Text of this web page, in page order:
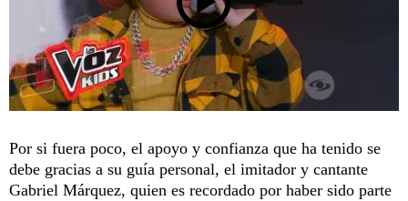
Por si fuera poco, el apoyo y confianza que ha tenido se
debe gracias a su guía personal, el imitador y cantante
Gabriel Márquez, quien es recordado por haber sido parte